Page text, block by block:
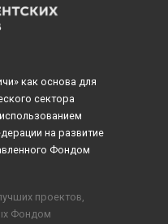
как основа для
сектора
на развитие
Фондом
проектов,
Фондом